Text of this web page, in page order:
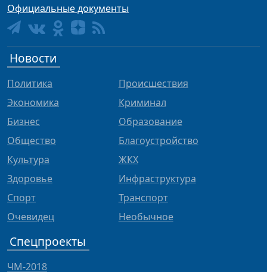
Официальные документы
Новости
Политика
Экономика
Бизнес
Общество
Культура
Здоровье
Спорт
Очевидец
Происшествия
Криминал
Образование
Благоустройство
ЖКХ
Инфраструктура
Транспорт
Необычное
Спецпроекты
ЧМ-2018